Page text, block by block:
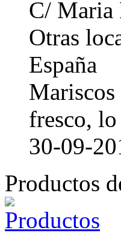
C/ Maria
Otras
España
Mariscos
fresco,
30-09-
Productos